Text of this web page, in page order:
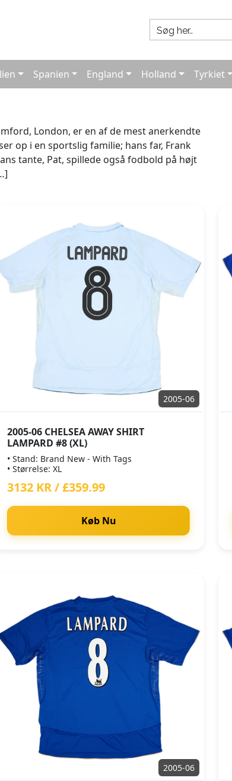
Spanien England Holland Tyrkiet
London, er en af de mest anerkendte
op i en sportslig familie; hans far, Frank
tante, Pat, spillede også fodbold på højt
2005-06
2005-06 CHELSEA AWAY SHIRT
LAMPARD #8 (XL)
• Stand: Brand New - With Tags
• Størrelse: XL
3132 KR / £359.99
Køb Nu
2005-06